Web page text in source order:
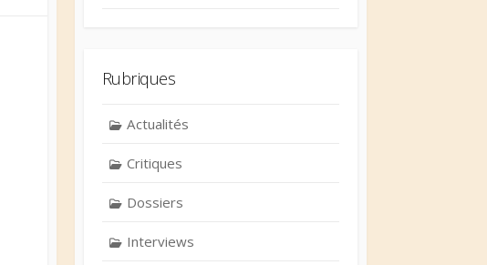
Rubriques
Actualités
Critiques
Dossiers
Interviews